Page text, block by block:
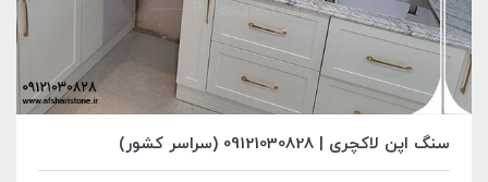
سنگ اپن لاکچری | 09121030828 (سراسر کشور)